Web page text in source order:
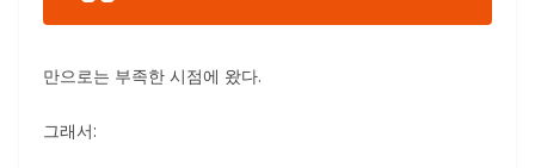
만으로는 부족한 시점에 왔다.
그래서: